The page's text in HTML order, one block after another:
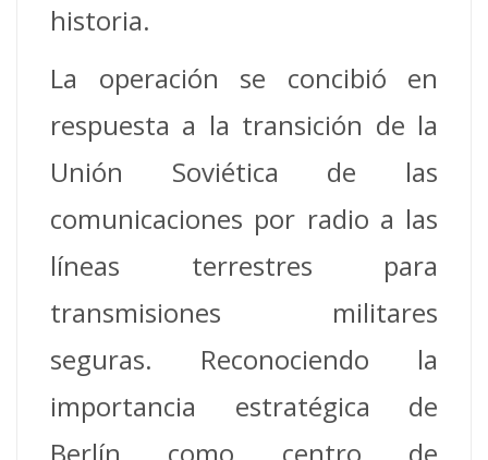
historia.
La operación se concibió en
respuesta a la transición de la
Unión Soviética de las
comunicaciones por radio a las
líneas terrestres para
transmisiones militares
seguras. Reconociendo la
importancia estratégica de
Berlín como centro de